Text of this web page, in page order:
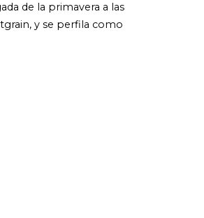
de la primavera a las
y se perfila como